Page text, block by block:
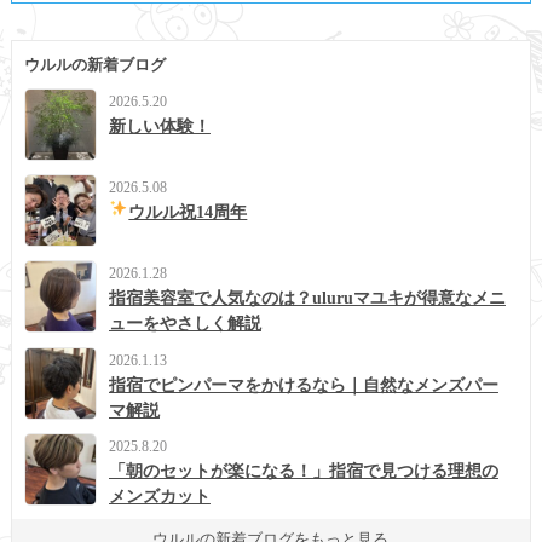
ウルルの新着ブログ
2026.5.20
新しい体験！
2026.5.08
ウルル祝14周年
2026.1.28
指宿美容室で人気なのは？uluruマユキが得意なメニ
ューをやさしく解説
2026.1.13
指宿でピンパーマをかけるなら｜自然なメンズパー
マ解説
2025.8.20
「朝のセットが楽になる！」指宿で見つける理想の
メンズカット